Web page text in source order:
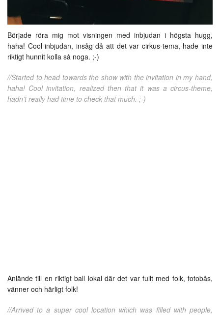
Började röra mig mot visningen med inbjudan i högsta hugg,
haha! Cool inbjudan, insåg då att det var cirkus-tema, hade inte
riktigt hunnit kolla så noga. ;-)
//Started to head towards the show with the invitation in my hand,
haha! Cool invitation, realized then that it was a circus-theme,
hadn’t really had time to check that much. ;-)
Anlände till en riktigt ball lokal där det var fullt med folk, fotobås,
vänner och härligt folk!
//Arrived to a super cool location which was filled with people,